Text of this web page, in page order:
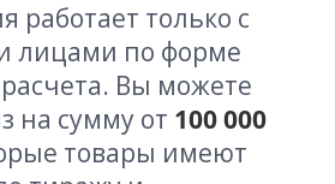
работает только с
лицами по форме
Вы можете
на сумму от 100 000
товары имеют